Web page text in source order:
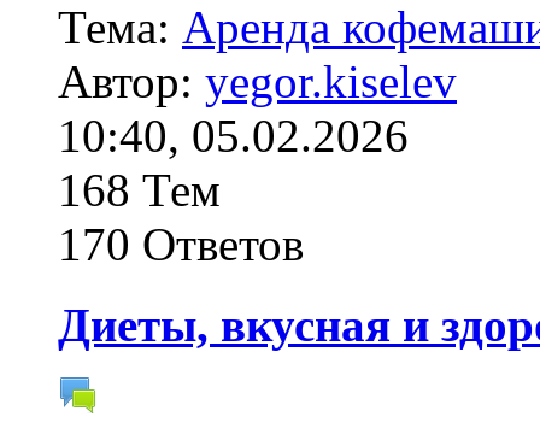
Тема: Аренда
Автор: yegor.kiselev
10:40, 05.02.2026
168 Тем
170 Ответов
Диеты, вкусная и